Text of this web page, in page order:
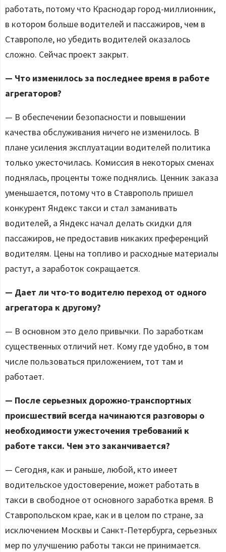
работать, потому что Краснодар город-миллионник,
в котором больше водителей и пассажиров, чем в
Ставрополе, но убедить водителей оказалось
сложно. Сейчас проект закрыт.
— Что изменилось за последнее время в работе
агрегаторов?
— В обеспечении безопасности и повышении
качества обслуживания ничего не изменилось. В
плане усиления эксплуатации водителей политика
только ужесточилась. Комиссия в некоторых сменах
поднялась, проценты тоже поднялись. Ценник заказа
уменьшается, потому что в Ставрополь пришел
конкурент Яндекс такси и стал заманивать
водителей, а Яндекс начал делать скидки для
пассажиров, не предоставив никаких преференций
водителям. Цены на топливо и расходные материалы
растут, а заработок сокращается.
— Дает ли что-то водителю переход от одного
агрегатора к другому?
— В основном это дело привычки. По заработкам
существенных отличий нет. Кому где удобно, в том
числе пользоваться приложением, тот там и
работает.
— После серьезных дорожно-транспортных
происшествий всегда начинаются разговоры о
необходимости ужесточения требований к
работе такси. Чем это заканчивается?
— Сегодня, как и раньше, любой, кто имеет
водительское удостоверение, может работать в
такси в свободное от основного заработка время. В
Ставропольском крае, как и в целом по стране, за
исключением Москвы и Санкт-Петербурга, серьезных
мер по улучшению работы такси не принимается.